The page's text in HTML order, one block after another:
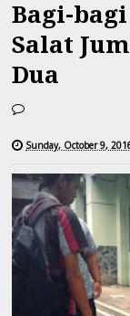
Bagi-
Salat
Dua
Sunday, October 9,